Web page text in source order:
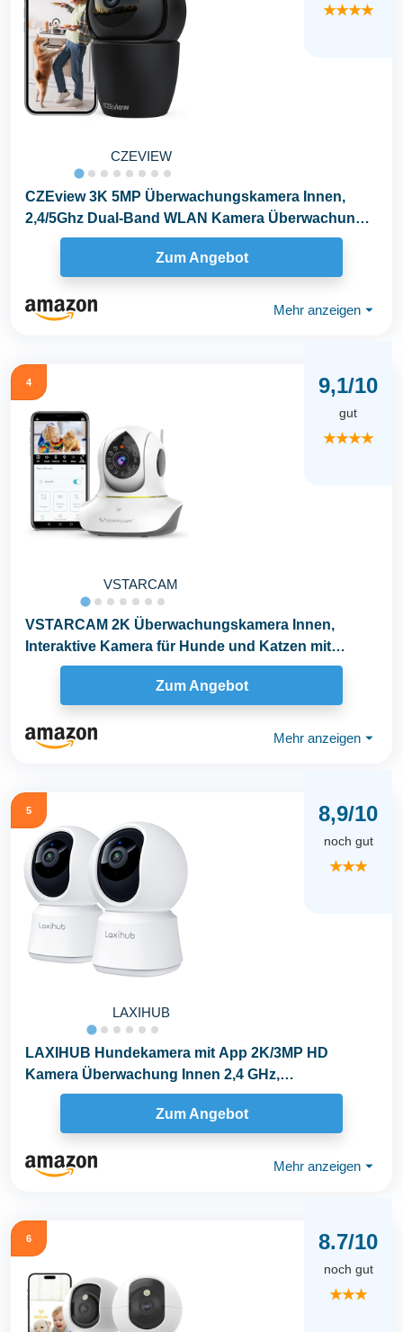
CZEVIEW
★★★★
CZEview 3K 5MP Überwachungskamera Innen,
2,4/5Ghz Dual-Band WLAN Kamera Überwachung
Innen...
Zum Angebot
Mehr anzeigen ⏷
4
VSTARCAM
9,1/10
gut
★★★★
VSTARCAM 2K Überwachungskamera Innen,
Interaktive Kamera für Hunde und Katzen mit
Handy-App...
Zum Angebot
Mehr anzeigen ⏷
5
LAXIHUB
8,9/10
noch gut
★★★
LAXIHUB Hundekamera mit App 2K/3MP HD
Kamera Überwachung Innen 2,4 GHz,
Hundekamera Nachtsicht...
Zum Angebot
Mehr anzeigen ⏷
6 8.7/10
noch gut
★★★